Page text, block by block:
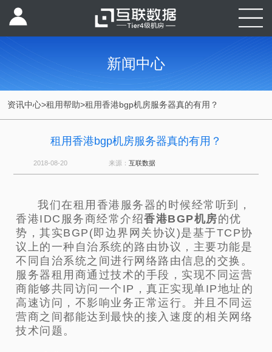
新闻中心
资讯中心>租用帮助>租用香港bgp机房服务器真的有用？
租用香港bgp机房服务器真的有用？
2018-08-20 来源： 互联数据
我们在租用香港服务器的时候经常听到，
香港IDC服务商经常介绍香港BGP机房的优
势，其实BGP(即边界网关协议)是基于TCP协
议上的一种自治系统的路由协议，主要功能是
不同自治系统之间进行网络路由信息的交换。
服务器租用商通过技术的手段，实现不同运营
商能够共同访问一个IP，真正实现单IP地址的
高速访问，不影响业务正常运行。并且不同运
营商之间都能达到最快的接入速度的相关网络
技术问题。